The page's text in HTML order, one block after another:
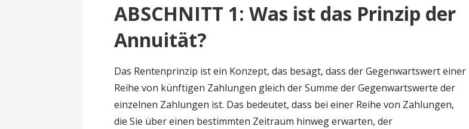
ABSCHNITT 1: Was ist das Prinzip der
Annuität?
Das Rentenprinzip ist ein Konzept, das besagt, dass der Gegenwartswert einer
Reihe von künftigen Zahlungen gleich der Summe der Gegenwartswerte der
einzelnen Zahlungen ist. Das bedeutet, dass bei einer Reihe von Zahlungen,
die Sie über einen bestimmten Zeitraum hinweg erwarten, der